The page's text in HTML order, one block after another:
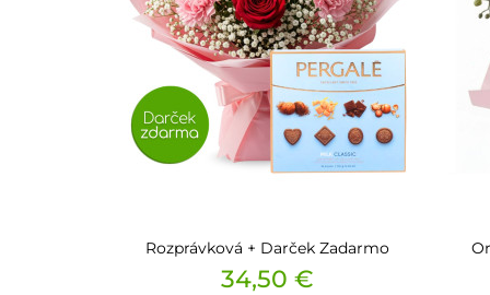
Rozprávková + Darček Zadarmo
Cena
34,50 €